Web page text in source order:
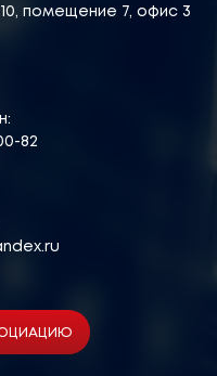
помещение 7, офис 3
82